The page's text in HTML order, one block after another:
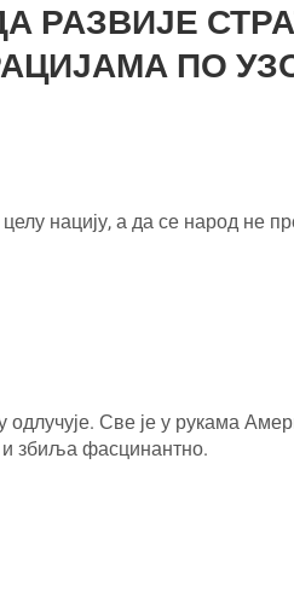
РАЗВИЈЕ
ПО
нацију, а да се народ не
Све је у рукама
и збиља фасцинантно.